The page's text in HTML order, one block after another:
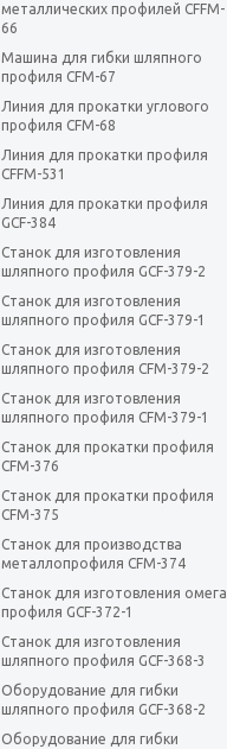
металлических профилей CFFM-
66
Машина для гибки шляпного
профиля CFM-67
Линия для прокатки углового
профиля CFM-68
Линия для прокатки профиля
CFFM-531
Линия для прокатки профиля
GCF-384
Станок для изготовления
шляпного профиля GCF-379-2
Станок для изготовления
шляпного профиля GCF-379-1
Станок для изготовления
шляпного профиля CFM-379-2
Станок для изготовления
шляпного профиля CFM-379-1
Станок для прокатки профиля
CFM-376
Станок для прокатки профиля
CFM-375
Станок для производства
металлопрофиля CFM-374
Станок для изготовления омега
профиля GCF-372-1
Станок для изготовления
шляпного профиля GCF-368-3
Оборудование для гибки
шляпного профиля GCF-368-2
Оборудование для гибки